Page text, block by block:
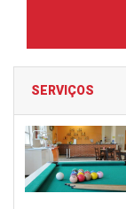
SERVIÇOS